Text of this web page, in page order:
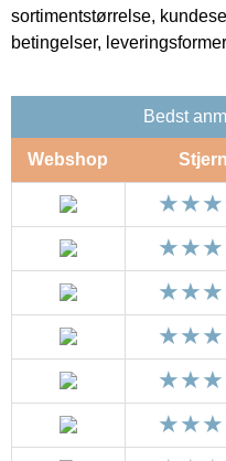
sortimentstørrelse,
betingelser,
Bedst
Webshop